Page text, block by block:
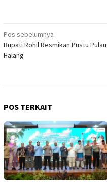
Navigasi
pos
Pos sebelumnya
Bupati Rohil Resmikan Pustu Pulau
Halang
POS TERKAIT